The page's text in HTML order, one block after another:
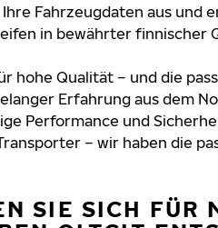
Fahrzeugdaten aus und
in bewährter finnischer
hohe Qualität – und die
Erfahrung aus dem
Performance und
– wir haben die
SIE SICH FÜR